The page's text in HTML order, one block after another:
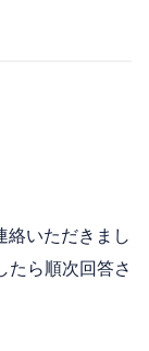
絡いただきまし
たら順次回答さ